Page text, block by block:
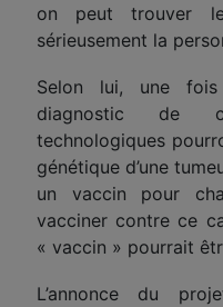
on peut trouver
sérieusement la
Selon lui, une
diagnostic de
technologiques
génétique d’une
un vaccin pour
vacciner contre ce
« vaccin » pourrait
L’annonce du